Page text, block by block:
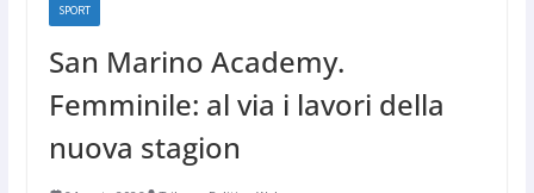
SPORT
San Marino Academy.
Femminile: al via i lavori della
nuova stagion